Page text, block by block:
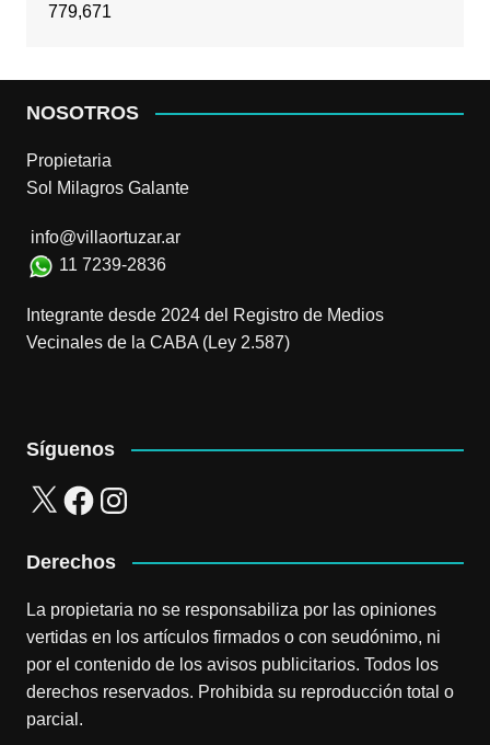
779,671
NOSOTROS
Propietaria
Sol Milagros Galante
info@villaortuzar.ar
11 7239-2836
Integrante desde 2024 del Registro de Medios
Vecinales de la CABA (Ley 2.587)
Síguenos
X FacebookInstagram
Derechos
La propietaria no se responsabiliza por las opiniones
vertidas en los artículos firmados o con seudónimo, ni
por el contenido de los avisos publicitarios. Todos los
derechos reservados. Prohibida su reproducción total o
parcial.